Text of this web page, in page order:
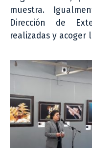
muestra.
Dirección de
realizadas y acoger